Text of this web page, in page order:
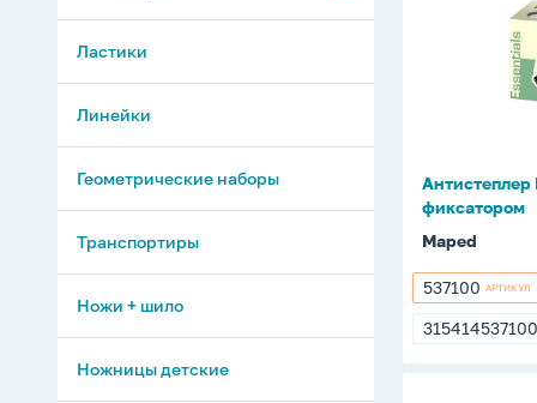
Ластики
Линейки
Геометрические наборы
Транспортиры
Ножи + шило
Ножницы детские
Антистеплер
фиксатором
Maped
537100
537100 АРТИКУЛ